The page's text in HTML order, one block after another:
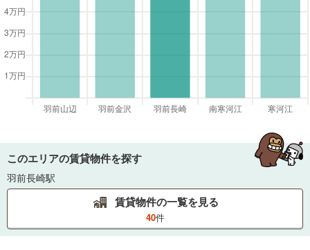
このエリアの賃貸物件を探す
羽前長崎駅
賃貸物件の一覧を見る
40件